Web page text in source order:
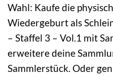
Wahl: Kaufe die
Wiedergeburt als
– Staffel 3 – Vol.1 mit
erweitere deine
Sammlerstück. Oder